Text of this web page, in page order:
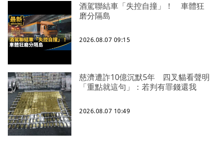
酒駕聯結車「失控自撞」！ 車體狂
磨分隔島
2026.08.07 09:15
慈濟遭詐10億沉默5年 四叉貓看聲明
「重點就這句」：若判有罪錢還我
2026.08.07 10:49